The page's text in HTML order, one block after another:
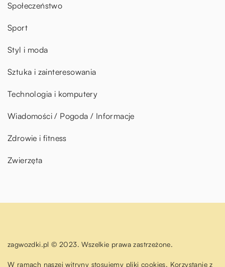
Społeczeństwo
Sport
Styl i moda
Sztuka i zainteresowania
Technologia i komputery
Wiadomości / Pogoda / Informacje
Zdrowie i fitness
Zwierzęta
zagwozdki.pl © 2023. Wszelkie prawa zastrzeżone.
W ramach naszej witryny stosujemy pliki cookies. Korzystanie z